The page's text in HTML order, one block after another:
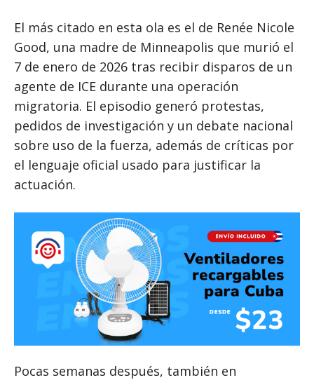
El más citado en esta ola es el de Renée Nicole
Good, una madre de Minneapolis que murió el
7 de enero de 2026 tras recibir disparos de un
agente de ICE durante una operación
migratoria. El episodio generó protestas,
pedidos de investigación y un debate nacional
sobre uso de la fuerza, además de críticas por
el lenguaje oficial usado para justificar la
actuación.
Pocas semanas después, también en